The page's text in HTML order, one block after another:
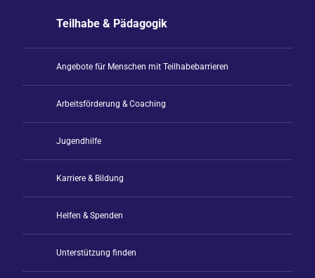
Teilhabe & Pädagogik
Angebote für Menschen mit Teilhabebarrieren
Arbeitsförderung & Coaching
Jugendhilfe
Karriere & Bildung
Helfen & Spenden
Unterstützung finden